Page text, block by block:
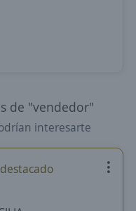
de "vendedor"
interesarte